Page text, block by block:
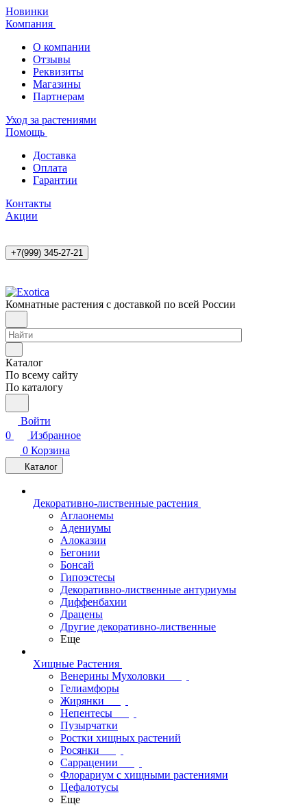
Новинки
Компания
О компании
Отзывы
Реквизиты
Магазины
Партнерам
Уход за растениями
Помощь
Доставка
Оплата
Гарантии
Контакты
Акции
+7(999) 345-27-21
Комнатные растения с доставкой по всей России
Каталог
По всему сайту
По каталогу
Войти
0
Избранное
0 Корзина
Каталог
Декоративно-лиственные растения
Аглаонемы
Адениумы
Алоказии
Бегонии
Бонсай
Гипоэстесы
Декоративно-лиственные антуриумы
Диффенбахии
Драцены
Другие декоративно-лиственные
Еще
Хищные Растения
Венерины Мухоловки
Гелиамфоры
Жирянки
Непентесы
Пузырчатки
Ростки хищных растений
Росянки
Саррацении
Флорариум с хищными растениями
Цефалотусы
Еще